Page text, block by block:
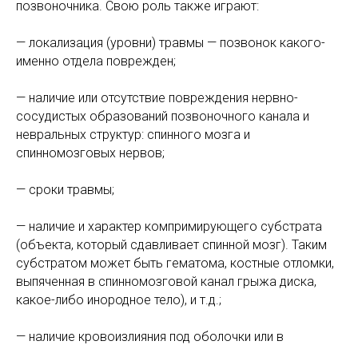
позвоночника. Свою роль также играют:
— локализация (уровни) травмы — позвонок какого-
именно отдела поврежден;
— наличие или отсутствие повреждения нервно-
сосудистых образований позвоночного канала и
невральных структур: спинного мозга и
спинномозговых нервов;
— сроки травмы;
— наличие и характер компримирующего субстрата
(объекта, который сдавливает спинной мозг). Таким
субстратом может быть гематома, костные отломки,
выпяченная в спинномозговой канал грыжа диска,
какое-либо инородное тело), и т.д.;
— наличие кровоизлияния под оболочки или в